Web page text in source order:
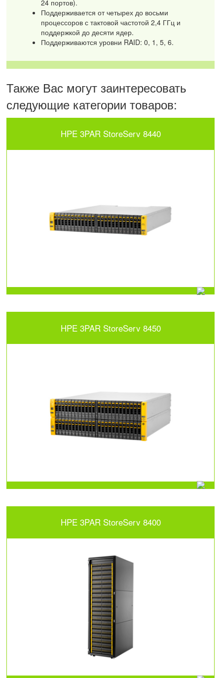
24 портов).
Поддерживается от четырех до восьми
процессоров с тактовой частотой 2,4 ГГц и
поддержкой до десяти ядер.
Поддерживаются уровни RAID: 0, 1, 5, 6.
Также Вас могут заинтересовать
следующие категории товаров:
HPE 3PAR StoreServ 8440
HPE 3PAR StoreServ 8450
HPE 3PAR StoreServ 8400